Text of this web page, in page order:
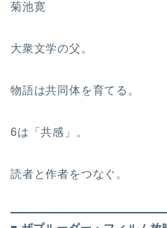
菊池寛
大衆文学の父。
物語は共同体を育てる。
6は「共感」。
読者と作者をつなぐ。